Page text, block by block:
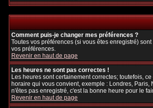
Comment puis-je changer mes préférences ?
Toutes vos préférences (si vous êtes enregistré)
vos préférences.
Revenir en haut de page
Les heures ne sont pas correctes !
Les heures sont certainement correctes; toutefois,
horaire qui vous convient, exemple : Londres,
n'êtes pas enregistré, c'est la bonne heure pour le
Revenir en haut de page